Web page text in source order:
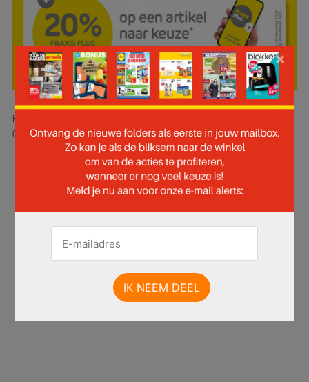
Hier is pagina 1 van 51 pagina's van de Praxis folder, geldig van
03.11.2025 tot 09.11.2025.
×